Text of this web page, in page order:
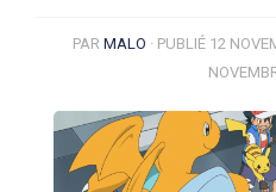
PAR MALO · PUBLIÉ 12